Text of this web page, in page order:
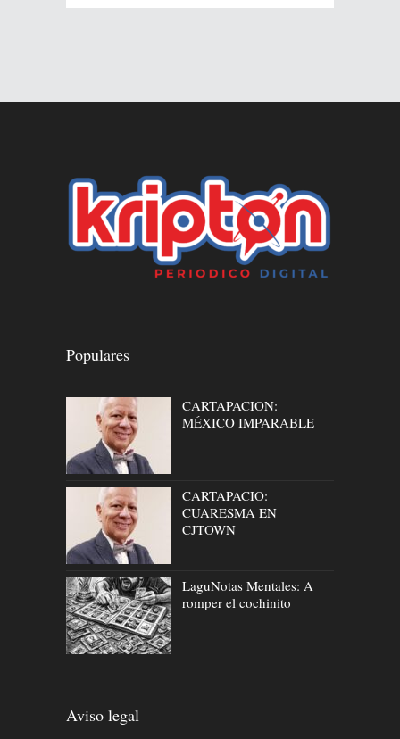
Populares
CARTAPACION:
MÉXICO IMPARABLE
CARTAPACIO:
CUARESMA EN
CJTOWN
LaguNotas Mentales: A
romper el cochinito
Aviso legal